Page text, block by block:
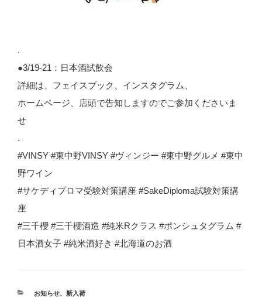
.
●3/19-21：日本酒試飲会
詳細は、フェイスブック、インスタグラム、
ホームページ、店頭で告知しますのでご参加くださいま
せ
.
#VINSY #東中野VINSY #ヴィンジー #東中野グルメ #東中
野ワイン
#サケディプロマ受験対策講座 #SakeDiploma試験対策講
座
#三千櫻 #三千櫻酒造 #純米Rクラス #ポンシュタグラム #
日本酒女子 #純米酒好き #北海道のお酒
カ
お知らせ、 新入荷